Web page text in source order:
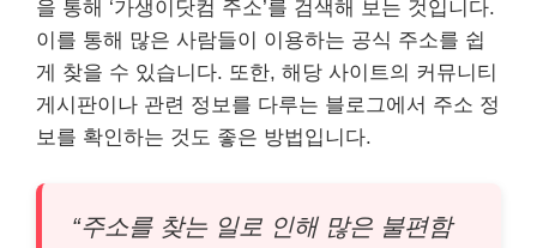
을 통해 ‘가생이닷컴 주소’를 검색해 보는 것입니다.
이를 통해 많은 사람들이 이용하는 공식 주소를 쉽
게 찾을 수 있습니다. 또한, 해당 사이트의 커뮤니티
게시판이나 관련 정보를 다루는 블로그에서 주소 정
보를 확인하는 것도 좋은 방법입니다.
“주소를 찾는 일로 인해 많은 불편함